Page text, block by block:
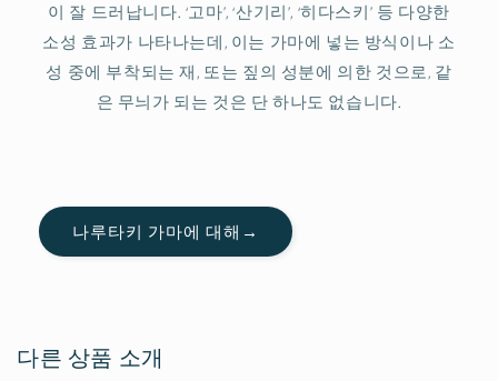
이 잘 드러납니다. ‘고마’, ‘산기리’, ‘히다스키’ 등 다양한
소성 효과가 나타나는데, 이는 가마에 넣는 방식이나 소
성 중에 부착되는 재, 또는 짚의 성분에 의한 것으로, 같
은 무늬가 되는 것은 단 하나도 없습니다.
나루타키 가마에 대해→
다른 상품 소개